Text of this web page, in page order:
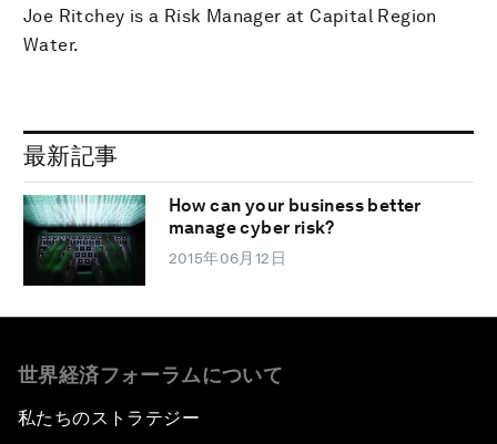
Joe Ritchey is a Risk Manager at Capital Region
Water.
最新記事
How can your business better
manage cyber risk?
2015年06月12日
世界経済フォーラムについて
私たちのストラテジー